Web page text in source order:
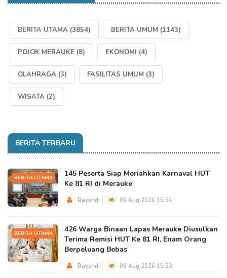
BERITA UTAMA (3854) BERITA UMUM (1143)
POJOK MERAUKE (8) EKONOMI (4)
OLAHRAGA (3) FASILITAS UMUM (3)
WISATA (2)
BERITA TERBARU
BERITA UTAMA
145 Peserta Siap Meriahkan Karnaval HUT
Ke 81 RI di Merauke
Rayendi 06 Aug 2026 15:34
BERITA UTAMA
426 Warga Binaan Lapas Merauke Diusulkan
Terima Remisi HUT Ke 81 RI, Enam Orang
Berpeluang Bebas
Rayendi 06 Aug 2026 15:23